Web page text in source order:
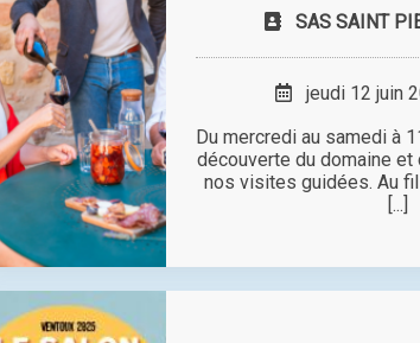
SAS SAINT
jeudi 12 juin
Du mercredi au samedi à
découverte du domaine
nos visites guidées. Au
[...]